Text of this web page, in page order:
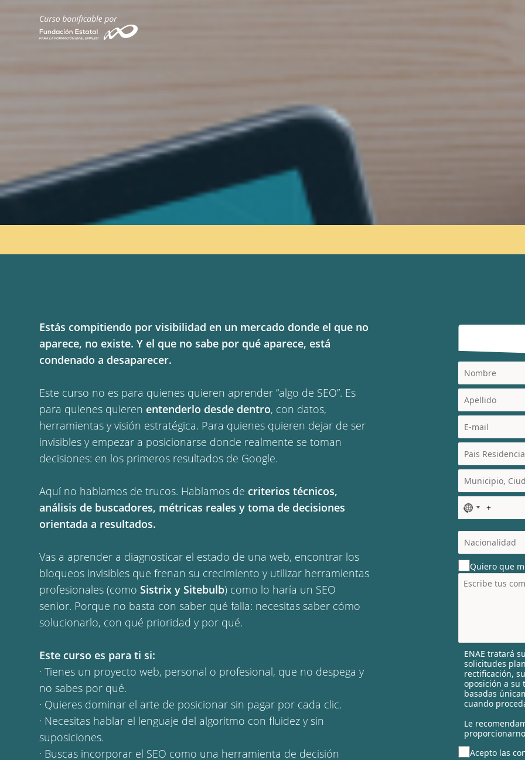
Estás compitiendo por visibilidad en un mercado donde el que no
aparece, no existe. Y el que no sabe por qué aparece, está
condenado a desaparecer.
Este curso no es para quienes quieren aprender “algo de SEO”. Es
para quienes quieren entenderlo desde dentro, con datos,
herramientas y visión estratégica. Para quienes quieren dejar de ser
invisibles y empezar a posicionarse donde realmente se toman
decisiones: en los primeros resultados de Google.
Aquí no hablamos de trucos. Hablamos de criterios técnicos,
análisis de buscadores, métricas reales y toma de decisiones
orientada a resultados.
Vas a aprender a diagnosticar el estado de una web, encontrar los
bloqueos invisibles que frenan su crecimiento y utilizar herramientas
profesionales (comoSistrix y Sitebulb) como lo haría un SEO
senior. Porque no basta con saber qué falla: necesitas saber cómo
solucionarlo, con qué prioridad y por qué.
Este curso es para ti si:
· Tienes un proyecto web, personal o profesional, que no despega y
no sabes por qué.
· Quieres dominar el arte de posicionar sin pagar por cada clic.
· Necesitas hablar el lenguaje del algoritmo con fluidez y sin
suposiciones.
· Buscas incorporar el SEO como una herramienta de decisión
N
o
c
o
u
n
t
l
e
c
t
e
d
Quiero que
ENAE tratará
solicitudes
rectificación,
oposición a su
basadas
cuando
Le
Acepto las